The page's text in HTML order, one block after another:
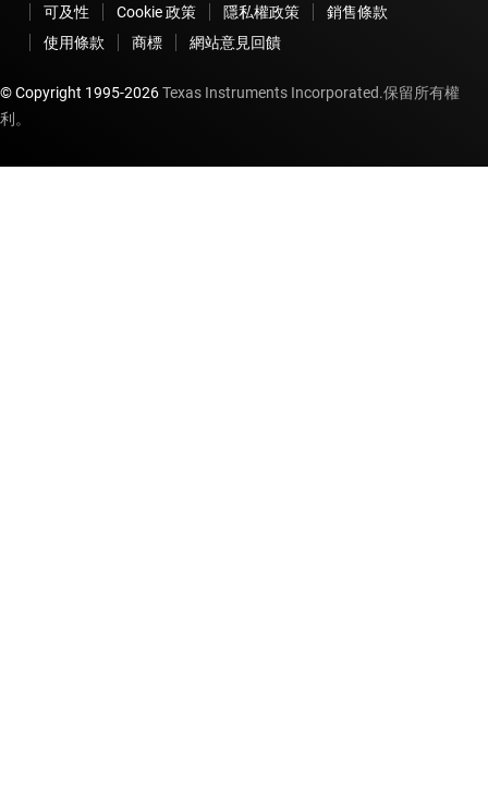
可及性 Cookie 政策 隱私權政策
銷售條款
使用條款
商標 網站意見回饋
© Copyright 1995-2026Texas Instruments Incorporated.保留所有權
利。